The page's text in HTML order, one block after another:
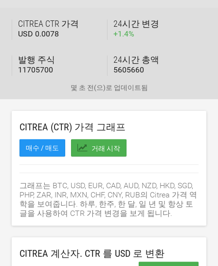
CITREA CTR 가격
USD 0.0078
24시간 변경
+1.4%
발행 주식
11705700
24시간 총액
5605660
몇 초 전(으)로 업데이트됨
CITREA (CTR) 가격 그래프
매수 / 매도 거래 시작
그래프는 BTC, USD, EUR, CAD, AUD, NZD, HKD, SGD,
PHP, ZAR, INR, MXN, CHF, CNY, RUB의 Citrea 가격 역
학을 보여줍니다. 하루, 한주, 한 달, 일 년 및 항상 토
글을 사용하여 CTR 가격 변경을 보게 됩니다.
CITREA 계산자. CTR 를 USD 로 변환